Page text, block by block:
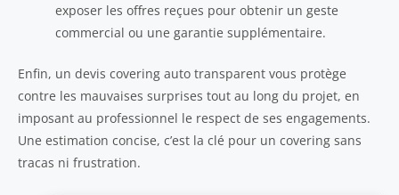
exposer les offres reçues pour obtenir un geste
commercial ou une garantie supplémentaire.
Enfin, un devis covering auto transparent vous protège
contre les mauvaises surprises tout au long du projet, en
imposant au professionnel le respect de ses engagements.
Une estimation concise, c’est la clé pour un covering sans
tracas ni frustration.